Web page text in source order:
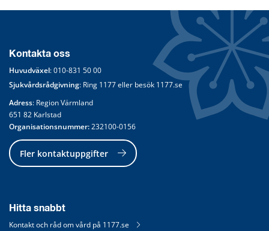
Kontakta oss
Huvudväxel: 010-831 50 00
Sjukvårdsrådgivning: Ring 1177 eller besök 1177.se
Adress: Region Värmland
651 82 Karlstad
Organisationsnummer: 232100-0156
Fler kontaktuppgifter
Hitta snabbt
Kontakt och råd om vård på 1177.se